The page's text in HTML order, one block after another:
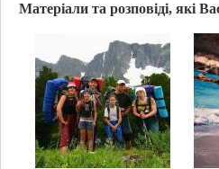
Матеріали та розповіді, які